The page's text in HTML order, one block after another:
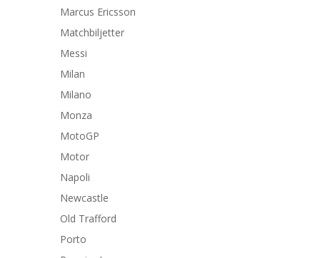
Marcus Ericsson
Matchbiljetter
Messi
Milan
Milano
Monza
MotoGP
Motor
Napoli
Newcastle
Old Trafford
Porto